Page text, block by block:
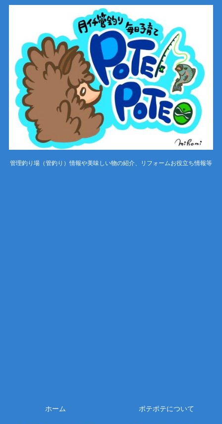
管理釣り場（管釣り）情報や美味しい物の紹介、リフォームお役立ち情報等
ホーム ポテポテについて